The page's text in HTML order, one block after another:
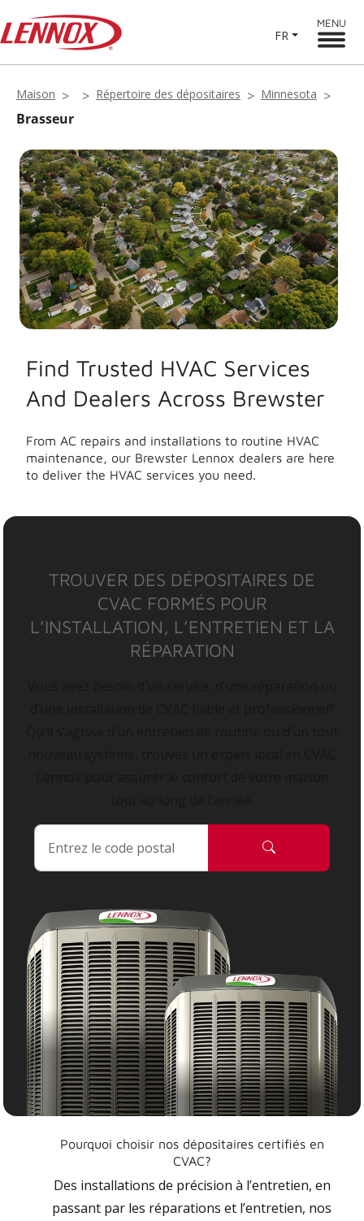
FR
MENU
Maison Répertoire des dépositaires Minnesota
Brasseur
Find Trusted HVAC Services
And Dealers Across Brewster
From AC repairs and installations to routine HVAC
maintenance, our Brewster Lennox dealers are here
to deliver the HVAC services you need.
TROUVER DES DÉPOSITAIRES DE
CVAC FORMÉS POUR
L’INSTALLATION, L’ENTRETIEN ET LA
RÉPARATION
Pourquoi choisir nos dépositaires certifiés en
CVAC?
Des installations de précision à l’entretien, en
passant par les réparations et l’entretien, nos